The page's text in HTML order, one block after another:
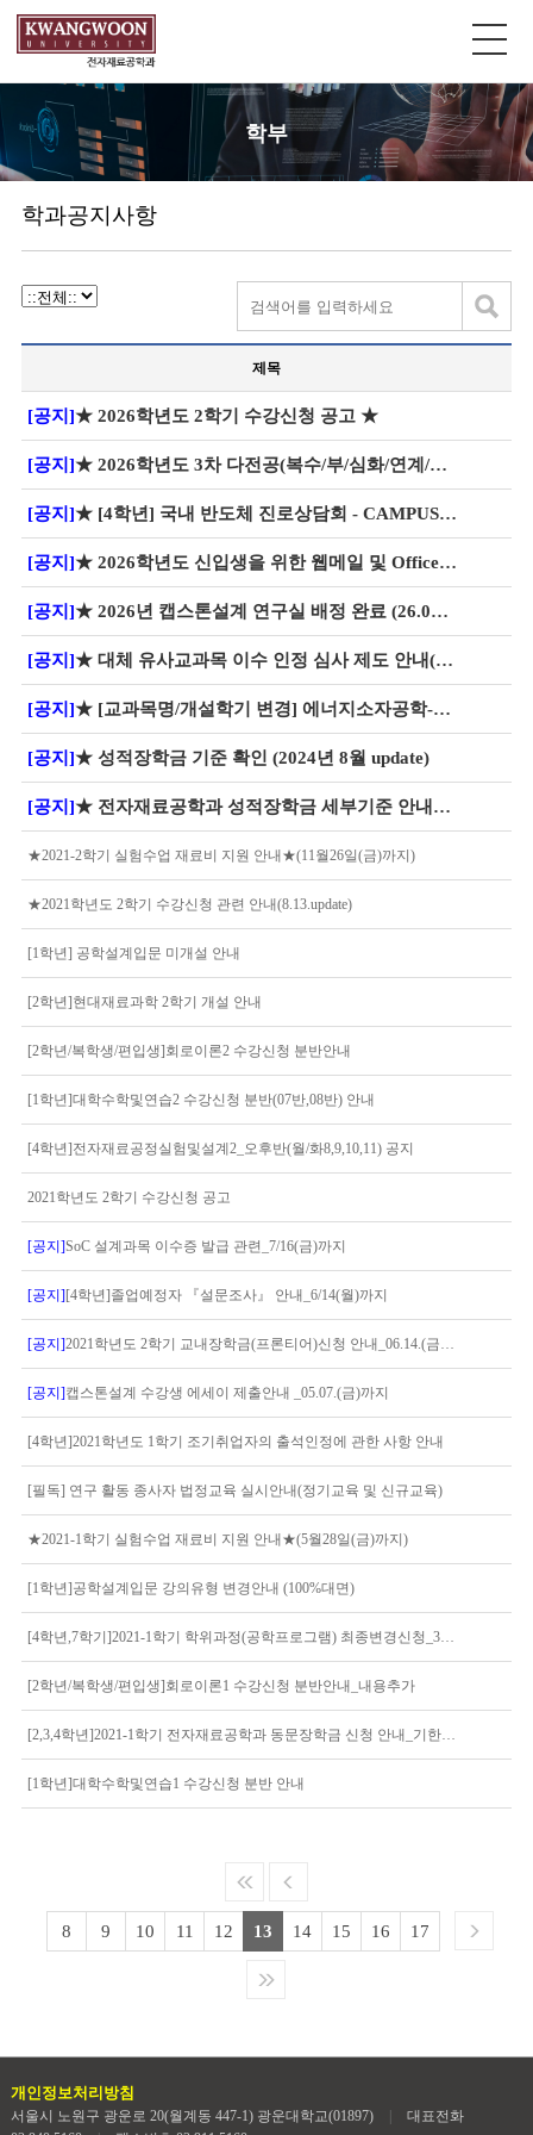
학부
학과공지사항
제목
[공지]★ 2026학년도 2학기 수강신청 공고 ★
[공지]★ 2026학년도 3차 다전공(복수/부/심화/연계/마이크로/학생설계융합전공) 신청 안내
[공지]★ [4학년] 국내 반도체 진로상담회 - CAMPUS OUTREACH 2026 개최 안내
[공지]★ 2026학년도 신입생을 위한 웹메일 및 Office 365 서비스 안내
[공지]★ 2026년 캡스톤설계 연구실 배정 완료 (26.03.03. 최신화)
[공지]★ 대체 유사교과목 이수 인정 심사 제도 안내(2026년 3월~) ★
[공지]★ [교과목명/개설학기 변경] 에너지소자공학->에너지소재공학
[공지]★ 성적장학금 기준 확인 (2024년 8월 update)
[공지]★ 전자재료공학과 성적장학금 세부기준 안내_24.08월 update
★2021-2학기 실험수업 재료비 지원 안내★(11월26일(금)까지)
★2021학년도 2학기 수강신청 관련 안내(8.13.update)
[1학년] 공학설계입문 미개설 안내
[2학년]현대재료과학 2학기 개설 안내
[2학년/복학생/편입생]회로이론2 수강신청 분반안내
[1학년]대학수학및연습2 수강신청 분반(07반,08반) 안내
[4학년]전자재료공정실험및설계2_오후반(월/화8,9,10,11) 공지
2021학년도 2학기 수강신청 공고
[공지]SoC 설계과목 이수증 발급 관련_7/16(금)까지
[공지][4학년]졸업예정자 『설문조사』 안내_6/14(월)까지
[공지]2021학년도 2학기 교내장학금(프론티어)신청 안내_06.14.(금), 17:00까지
[공지]캡스톤설계 수강생 에세이 제출안내 _05.07.(금)까지
[4학년]2021학년도 1학기 조기취업자의 출석인정에 관한 사항 안내
[필독] 연구 활동 종사자 법정교육 실시안내(정기교육 및 신규교육)
★2021-1학기 실험수업 재료비 지원 안내★(5월28일(금)까지)
[1학년]공학설계입문 강의유형 변경안내 (100%대면)
[4학년,7학기]2021-1학기 학위과정(공학프로그램) 최종변경신청_3/8(월)18시까지
[2학년/복학생/편입생]회로이론1 수강신청 분반안내_내용추가
[2,3,4학년]2021-1학기 전자재료공학과 동문장학금 신청 안내_기한연장5/15.토 까지
[1학년]대학수학및연습1 수강신청 분반 안내
8 9 10 11 12 13 14 15 16 17
개인정보처리방침
서울시 노원구 광운로 20(월계동 447-1) 광운대학교(01897)
대표전화